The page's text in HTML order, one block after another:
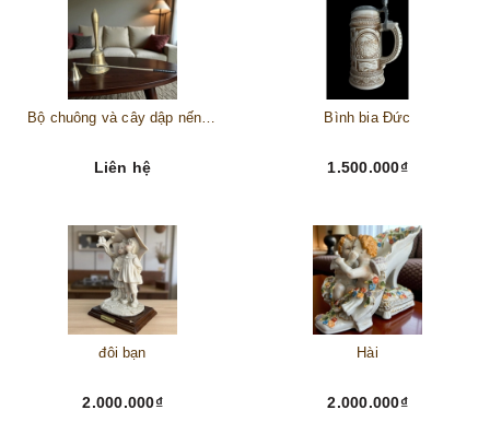
Bộ chuông và cây dập nến đồng
Liên hệ
Bình bia Đức
1.500.000₫
đôi bạn
2.000.000₫
Hài
2.000.000₫